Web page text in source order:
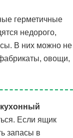
герметичные
недорого,
В них можно не
овощи,
Если ящик
запасы в